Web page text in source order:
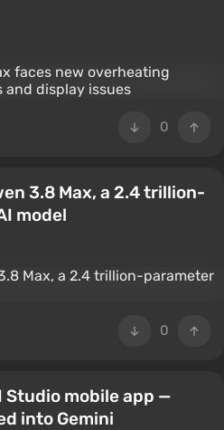
0
3.8 Max, a 2.4 trillion-
model
0
Studio mobile app —
into Gemini